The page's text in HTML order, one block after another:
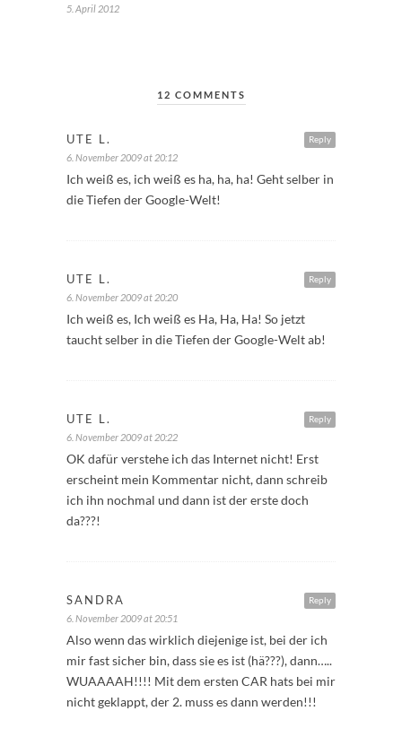
5. April 2012
12 COMMENTS
Reply
UTE L.
6. November 2009 at 20:12
Ich weiß es, ich weiß es ha, ha, ha! Geht selber in
die Tiefen der Google-Welt!
Reply
UTE L.
6. November 2009 at 20:20
Ich weiß es, Ich weiß es Ha, Ha, Ha! So jetzt
taucht selber in die Tiefen der Google-Welt ab!
Reply
UTE L.
6. November 2009 at 20:22
OK dafür verstehe ich das Internet nicht! Erst
erscheint mein Kommentar nicht, dann schreib
ich ihn nochmal und dann ist der erste doch
da???!
Reply
SANDRA
6. November 2009 at 20:51
Also wenn das wirklich diejenige ist, bei der ich
mir fast sicher bin, dass sie es ist (hä???), dann…..
WUAAAAH!!!! Mit dem ersten CAR hats bei mir
nicht geklappt, der 2. muss es dann werden!!!